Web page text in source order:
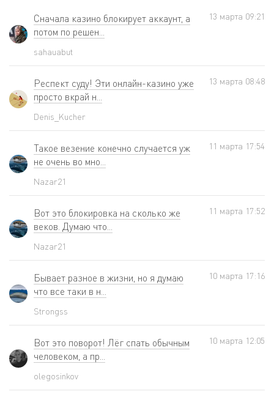
Сначала казино блокирует аккаунт, а
потом по решен...
sahauabut
13 мартa 09:21
Респект суду! Эти онлайн-казино уже
просто вкрай н...
Denis_Kucher
13 мартa 08:48
Такое везение конечно случается уж
не очень во мно...
Nazar21
11 мартa 17:54
Вот это блокировка на сколько же
веков. Думаю что...
Nazar21
11 мартa 17:52
Бывает разное в жизни, но я думаю
что все таки в н...
Strongss
10 мартa 17:16
Вот это поворот! Лёг спать обычным
человеком, а пр...
olegosinkov
10 мартa 12:05